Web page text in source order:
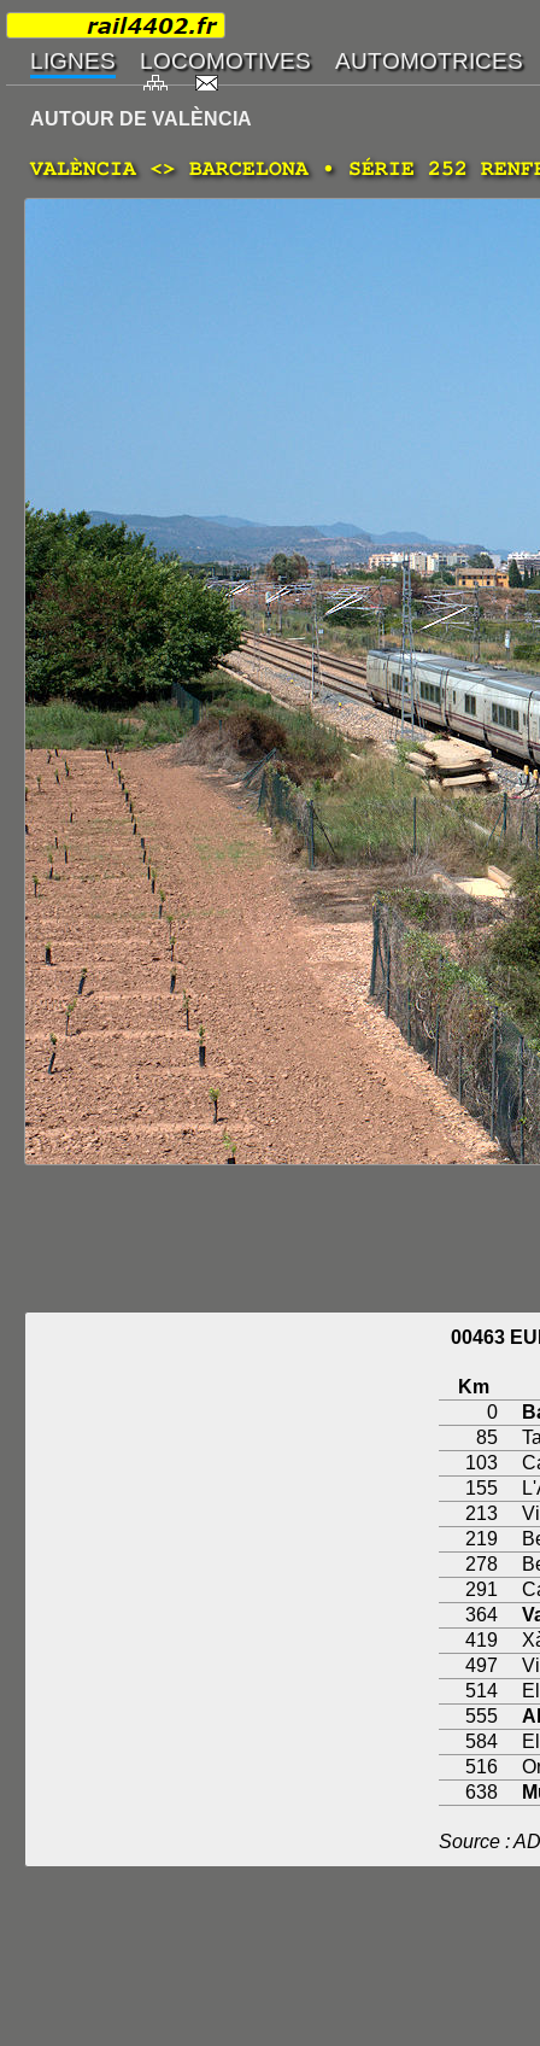
AUTOUR DE VALÈNCIA
VALÈNCIA <> BARCELONA • SÉRIE 252
00463
Km
0
85
103
155
213
219
278
291
364
419
497
514
555
584
516
638
Source :